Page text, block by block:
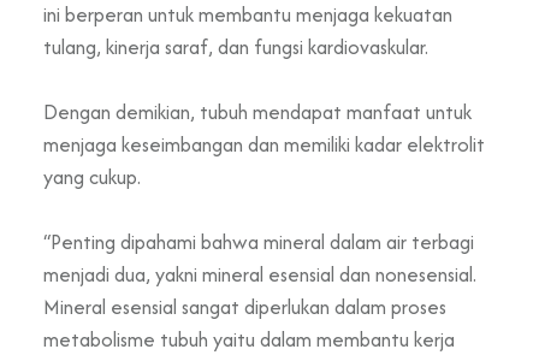
ini berperan untuk membantu menjaga kekuatan
tulang, kinerja saraf, dan fungsi kardiovaskular.
Dengan demikian, tubuh mendapat manfaat untuk
menjaga keseimbangan dan memiliki kadar elektrolit
yang cukup.
“Penting dipahami bahwa mineral dalam air terbagi
menjadi dua, yakni mineral esensial dan nonesensial.
Mineral esensial sangat diperlukan dalam proses
metabolisme tubuh yaitu dalam membantu kerja